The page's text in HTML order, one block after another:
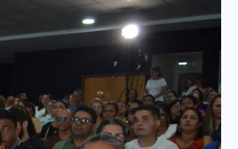
clandestino de canetas
cresce mais de
no Maranhão